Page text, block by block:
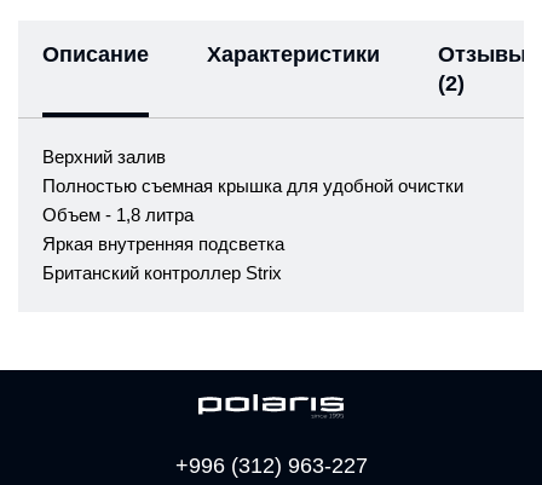
Описание Характеристики
Отзывы
(2)
Верхний залив
Полностью съемная крышка для удобной очистки
Объем - 1,8 литра
Яркая внутренняя подсветка
Британский контроллер Strix
+996 (312) 963-227